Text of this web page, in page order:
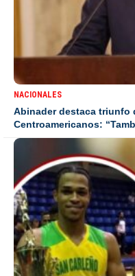
NACIONALES
Abinader destaca triunfo
Centroamericanos: